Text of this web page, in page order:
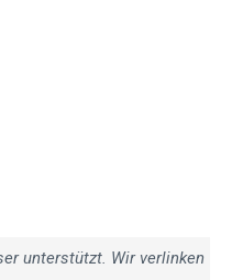
unterstützt. Wir verlinken